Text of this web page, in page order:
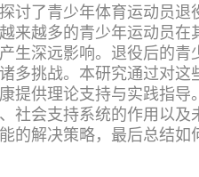
讨了青少年体育运动员
来越多的青少年运动员
生深远影响。退役后的
多挑战。本研究通过对
提供理论支持与实践指
社会支持系统的作用以
的解决策略，最后总结如